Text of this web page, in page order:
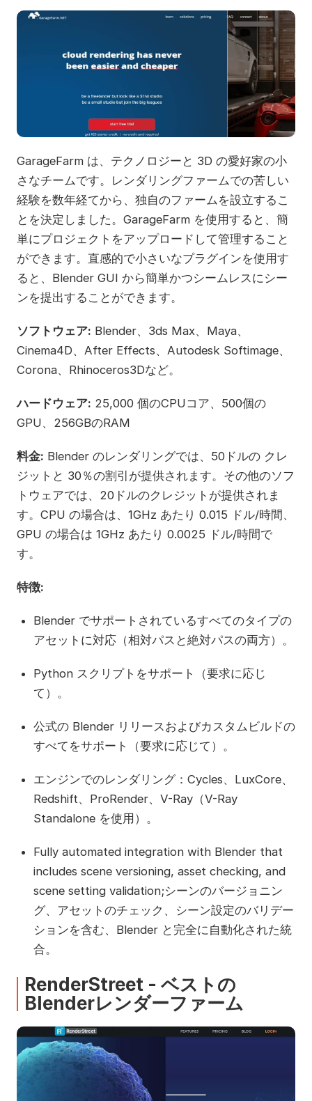
GarageFarm は、テクノロジーと 3D の愛好家の小
さなチームです。レンダリングファームでの苦しい
経験を数年経てから、独自のファームを設立するこ
とを決定しました。GarageFarm を使用すると、簡
単にプロジェクトをアップロードして管理すること
ができます。直感的で小さいなプラグインを使用す
ると、Blender GUI から簡単かつシームレスにシー
ンを提出することができます。
ソフトウェア: Blender、3ds Max、Maya、
Cinema4D、After Effects、Autodesk Softimage、
Corona、Rhinoceros3Dなど。
ハードウェア: 25,000 個のCPUコア、500個の
GPU、256GBのRAM
料金: Blender のレンダリングでは、50ドルの クレ
ジットと 30％の割引が提供されます。その他のソフ
トウェアでは、20ドルのクレジットが提供されま
す。CPU の場合は、1GHz あたり 0.015 ドル/時間、
GPU の場合は 1GHz あたり 0.0025 ドル/時間で
す。
特徴:
Blender でサポートされているすべてのタイプの
アセットに対応（相対パスと絶対パスの両方）。
Python スクリプトをサポート（要求に応じ
て）。
公式の Blender リリースおよびカスタムビルドの
すべてをサポート（要求に応じて）。
エンジンでのレンダリング：Cycles、LuxCore、
Redshift、ProRender、V-Ray（V-Ray
Standalone を使用）。
Fully automated integration with Blender that
includes scene versioning, asset checking, and
scene setting validation;シーンのバージョニン
グ、アセットのチェック、シーン設定のバリデー
ションを含む、Blender と完全に自動化された統
合。
RenderStreet - ベストの
Blenderレンダーファーム